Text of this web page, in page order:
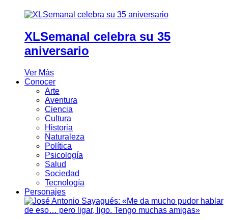
XLSemanal celebra su 35
aniversario
Ver Más
Conocer
Arte
Aventura
Ciencia
Cultura
Historia
Naturaleza
Política
Psicología
Salud
Sociedad
Tecnología
Personajes